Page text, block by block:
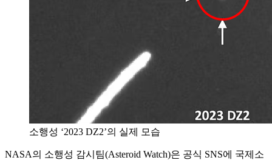
소행성 ‘2023 DZ2’의 실제 모습
NASA의 소행성 감시팀(Asteroid Watch)은 공식 SNS에 국제소